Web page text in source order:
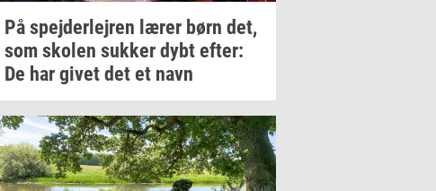
På spej­der­lej­ren lærer børn det,
som sko­len suk­ker dybt efter:
De har givet det et navn